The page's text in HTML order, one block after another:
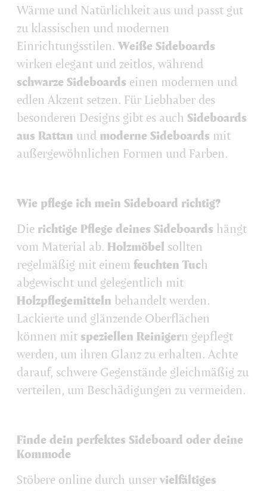
Wärme und Natürlichkeit aus und passt gut
zu klassischen und modernen
Einrichtungsstilen. Weiße Sideboards
wirken elegant und zeitlos, während
schwarze Sideboards einen modernen und
edlen Akzent setzen. Für Liebhaber des
besonderen Designs gibt es auch Sideboards
aus Rattan und moderne Sideboards mit
außergewöhnlichen Formen und Farben.
Wie pflege ich mein Sideboard richtig?
Die richtige Pflege deines Sideboards hängt
vom Material ab. Holzmöbel sollten
regelmäßig mit einem feuchten Tuc h
abgewischt und gelegentlich mit
Holzpflegemitteln behandelt werden.
Lackierte und glänzende Oberflächen
können mit speziellen Reinigern gepflegt
werden, um ihren Glanz zu erhalten. Achte
darauf, schwere Gegenstände gleichmäßig zu
verteilen, um Beschädigungen zu vermeiden.
Finde dein perfektes Sideboard oder deine
Kommode
Stöbere online durch unservielfältiges